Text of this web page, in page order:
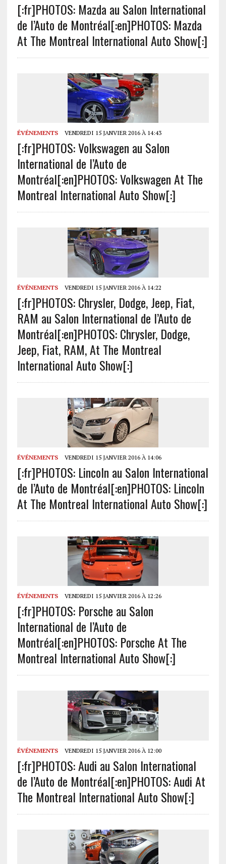
[:fr]PHOTOS: Mazda au Salon International
de l’Auto de Montréal[:en]PHOTOS: Mazda
At The Montreal International Auto Show[:]
ÉVÉNEMENTS VENDREDI 15 JANVIER 2016 À 14:43
[:fr]PHOTOS: Volkswagen au Salon
International de l’Auto de
Montréal[:en]PHOTOS: Volkswagen At The
Montreal International Auto Show[:]
ÉVÉNEMENTS VENDREDI 15 JANVIER 2016 À 14:22
[:fr]PHOTOS: Chrysler, Dodge, Jeep, Fiat,
RAM au Salon International de l’Auto de
Montréal[:en]PHOTOS: Chrysler, Dodge,
Jeep, Fiat, RAM, At The Montreal
International Auto Show[:]
ÉVÉNEMENTS VENDREDI 15 JANVIER 2016 À 14:06
[:fr]PHOTOS: Lincoln au Salon International
de l’Auto de Montréal[:en]PHOTOS: Lincoln
At The Montreal International Auto Show[:]
ÉVÉNEMENTS VENDREDI 15 JANVIER 2016 À 12:26
[:fr]PHOTOS: Porsche au Salon
International de l’Auto de
Montréal[:en]PHOTOS: Porsche At The
Montreal International Auto Show[:]
ÉVÉNEMENTS VENDREDI 15 JANVIER 2016 À 12:00
[:fr]PHOTOS: Audi au Salon International
de l’Auto de Montréal[:en]PHOTOS: Audi At
The Montreal International Auto Show[:]